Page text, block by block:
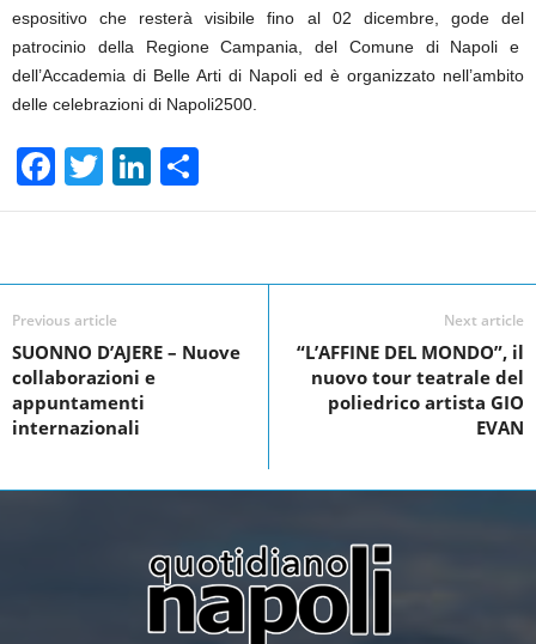
espositivo che resterà visibile fino al 02 dicembre, gode del
patrocinio della Regione Campania, del Comune di Napoli e
dell’Accademia di Belle Arti di Napoli ed è organizzato nell’ambito
delle celebrazioni di Napoli2500.
F
a
e
b
o
o
k
T
wi
er
Li
n
e
n
h
e
Previous article
SUONNO D’AJERE – Nuove
collaborazioni e
appuntamenti
internazionali
Next article
“L’AFFINE DEL MONDO”, il
nuovo tour teatrale del
poliedrico artista GIO
EVAN